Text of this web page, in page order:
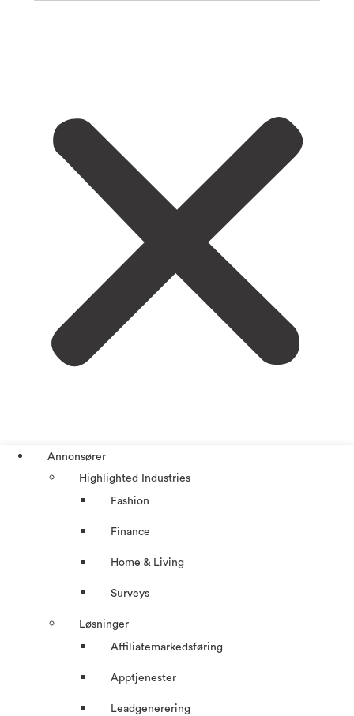
Annonsører
Highlighted Industries
Fashion
Finance
Home & Living
Surveys
Løsninger
Affiliatemarkedsføring
Apptjenester
Leadgenerering